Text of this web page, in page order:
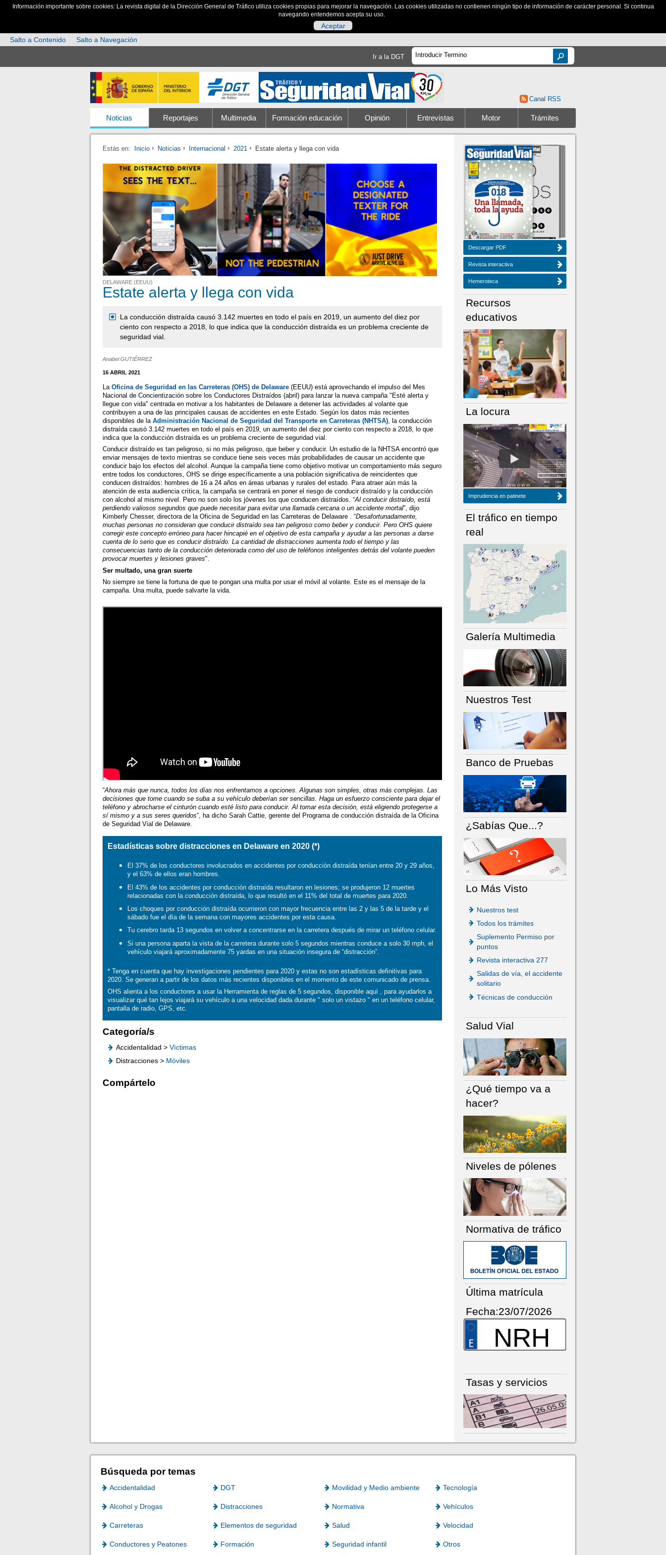
Información importante sobre cookies: La revista digital de la Dirección General de Tráfico utiliza cookies propias para mejorar la navegación. Las cookies utilizadas no contienen ningún tipo de información de carácter personal. Si continua
navegando entendemos acepta su uso.
Aceptar
Salto a Contenido
Salto a Navegación
Ir a la DGT
Canal RSS
Noticias Reportajes Multimedia Formación educación Opinión Entrevistas Motor Trámites
Estás en: Inicio Noticias Internacional 2021 Estate alerta y llega con vida
DELAWARE (EEUU)
Estate alerta y llega con vida
La conducción distraída causó 3.142 muertes en todo el país en 2019, un aumento del diez por
ciento con respecto a 2018, lo que indica que la conducción distraída es un problema creciente de
seguridad vial.
Anabel GUTIÉRREZ
16 ABRIL 2021
LaOficina de Seguridad en las Carreteras (OHS) de Delaware (EEUU) está aprovechando el impulso del Mes
Nacional de Concientización sobre los Conductores Distraídos (abril) para lanzar la nueva campaña "Esté alerta y
llegue con vida" centrada en motivar a los habitantes de Delaware a detener las actividades al volante que
contribuyen a una de las principales causas de accidentes en este Estado. Según los datos más recientes
disponibles de laAdministración Nacional de Seguridad del Transporte en Carreteras (NHTSA) , la conducción
distraída causó 3.142 muertes en todo el país en 2019, un aumento del diez por ciento con respecto a 2018, lo que
indica que la conducción distraída es un problema creciente de seguridad vial.
Conducir distraído es tan peligroso, si no más peligroso, que beber y conducir. Un estudio de la NHTSA encontró que
enviar mensajes de texto mientras se conduce tiene seis veces más probabilidades de causar un accidente que
conducir bajo los efectos del alcohol. Aunque la campaña tiene como objetivo motivar un comportamiento más seguro
entre todos los conductores, OHS se dirige específicamente a una población significativa de reincidentes que
conducen distraídos: hombres de 16 a 24 años en áreas urbanas y rurales del estado. Para atraer aún más la
atención de esta audiencia crítica, la campaña se centrará en poner el riesgo de conducir distraído y la conducción
con alcohol al mismo nivel. Pero no son solo los jóvenes los que conducen distraídos. “Al conducir distraído, está
perdiendo valiosos segundos que puede necesitar para evitar una llamada cercana o un accidente mortal”, dijo
Kimberly Chesser, directora de la Oficina de Seguridad en las Carreteras de Delaware . “Desafortunadamente,
muchas personas no consideran que conducir distraído sea tan peligroso como beber y conducir. Pero OHS quiere
corregir este concepto erróneo para hacer hincapié en el objetivo de esta campaña y ayudar a las personas a darse
cuenta de lo serio que es conducir distraído. La cantidad de distracciones aumenta todo el tiempo y las
consecuencias tanto de la conducción deteriorada como del uso de teléfonos inteligentes detrás del volante pueden
provocar muertes y lesiones graves".
Ser multado, una gran suerte
No siempre se tiene la fortuna de que te pongan una multa por usar el móvil al volante. Este es el mensaje de la
campaña. Una multa, puede salvarte la vida.
“Ahora más que nunca, todos los días nos enfrentamos a opciones. Algunas son simples, otras más complejas. Las
decisiones que tome cuando se suba a su vehículo deberían ser sencillas. Haga un esfuerzo consciente para dejar el
teléfono y abrocharse el cinturón cuando esté listo para conducir. Al tomar esta decisión, está eligiendo protegerse a
sí mismo y a sus seres queridos”, ha dicho Sarah Cattie, gerente del Programa de conducción distraída de la Oficina
de Seguridad Vial de Delaware.
Estadísticas sobre distracciones en Delaware en 2020 (*)
El 37% de los conductores involucrados en accidentes por conducción distraída tenían entre 20 y 29 años,
y el 63% de ellos eran hombres.
El 43% de los accidentes por conducción distraída resultaron en lesiones; se produjeron 12 muertes
relacionadas con la conducción distraída, lo que resultó en el 11% del total de muertes para 2020.
Los choques por conducción distraída ocurrieron con mayor frecuencia entre las 2 y las 5 de la tarde y el
sábado fue el día de la semana con mayores accidentes por esta causa.
Tu cerebro tarda 13 segundos en volver a concentrarse en la carretera después de mirar un teléfono celular.
Si una persona aparta la vista de la carretera durante solo 5 segundos mientras conduce a solo 30 mph, el
vehículo viajará aproximadamente 75 yardas en una situación insegura de “distracción”.
* Tenga en cuenta que hay investigaciones pendientes para 2020 y estas no son estadísticas definitivas para
2020. Se generan a partir de los datos más recientes disponibles en el momento de este comunicado de prensa.
OHS alienta a los conductores a usar la Herramienta de reglas de 5 segundos, disponible aquí , para ayudarlos a
visualizar qué tan lejos viajará su vehículo a una velocidad dada durante " solo un vistazo " en un teléfono celular,
pantalla de radio, GPS, etc.
Categoría/s
Accidentalidad >Víctimas
Distracciones > Móviles
Compártelo
NÚMERO ACTUAL HEMEROTECA
Descargar PDF
Revista interactiva
Hemeroteca
Recursos
educativos
La locura
Imprudencia en patinete
El tráfico en tiempo
real
Galería Multimedia
Nuestros Test
Banco de Pruebas
¿Sabías Que...?
Lo Más Visto
Nuestros test
Todos los trámites
Suplemento Permiso por
puntos
Revista interactiva 277
Salidas de vía, el accidente
solitario
Técnicas de conducción
Salud Vial
¿Qué tiempo va a
hacer?
Niveles de pólenes
Normativa de tráfico
Última matrícula
Fecha:23/07/2026
NRH
Tasas y servicios
Búsqueda por temas
Accidentalidad DGT Movilidad y Medio ambiente Tecnología
Alcohol y Drogas Distracciones Normativa Vehículos
Carreteras Elementos de seguridad Salud Velocidad
Conductores y Peatones Formación Seguridad infantil Otros